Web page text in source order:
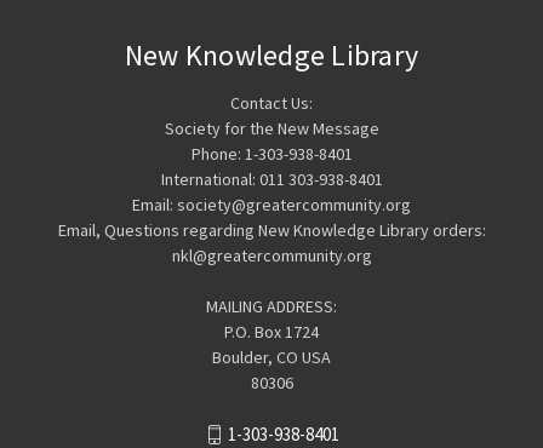
New Knowledge Library
Contact Us:
Society for the New Message
Phone: 1-303-938-8401
International: 011 303-938-8401
Email: society@greatercommunity.org
Email, Questions regarding New Knowledge Library orders:
nkl@greatercommunity.org
MAILING ADDRESS:
P.O. Box 1724
Boulder, CO USA
80306
1-303-938-8401